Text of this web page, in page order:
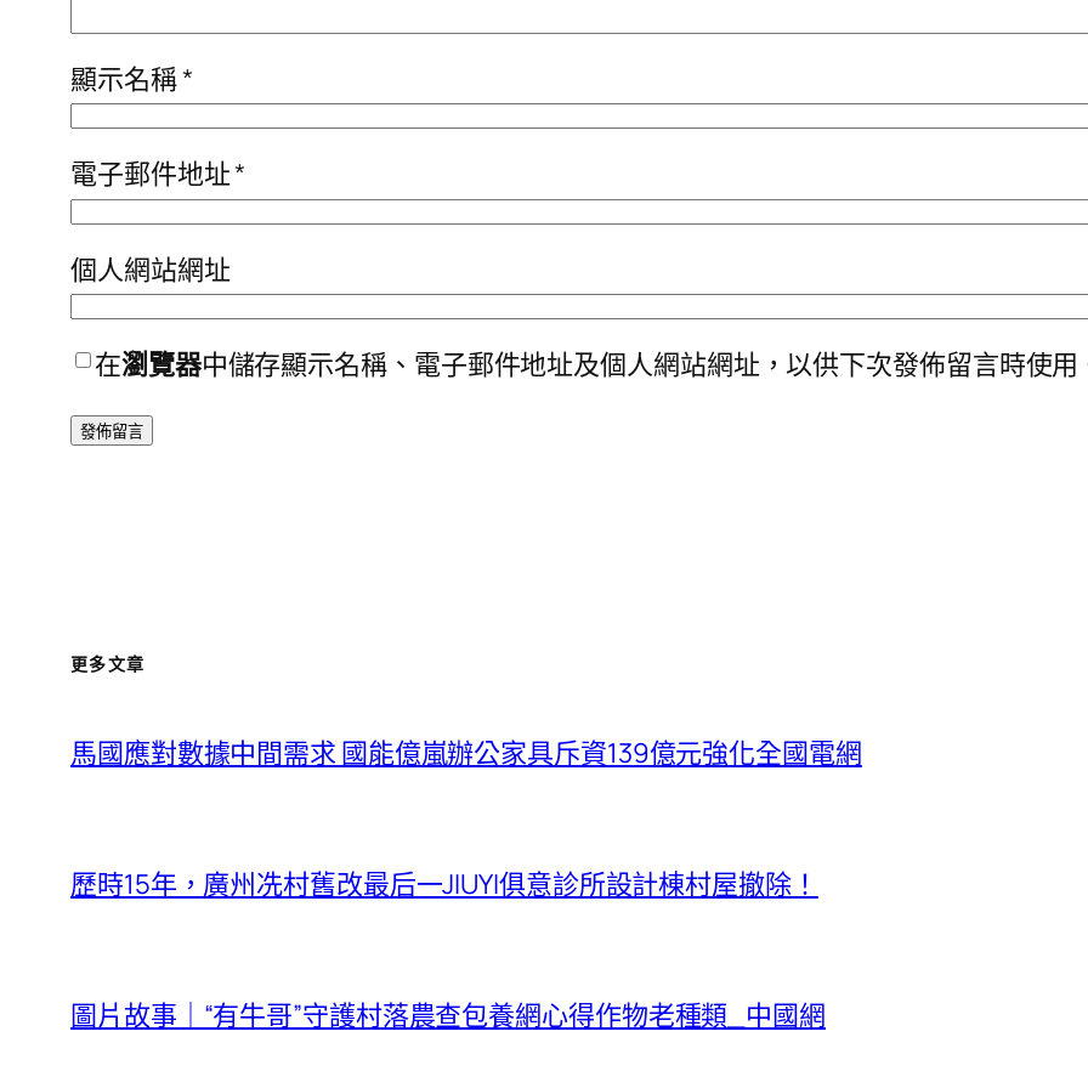
顯示名稱*
電子郵件地址*
個人網站網址
在瀏覽器中儲存顯示名稱、電子郵件地址及個人網站網址，以供下次發佈留言時使用
更多文章
馬國應對數據中間需求 國能億嵐辦公家具斥資139億元強化全國電網
歷時15年，廣州冼村舊改最后一JIUYI俱意診所設計棟村屋撤除！
圖片故事｜“有牛哥”守護村落農查包養網心得作物老種類_中國網